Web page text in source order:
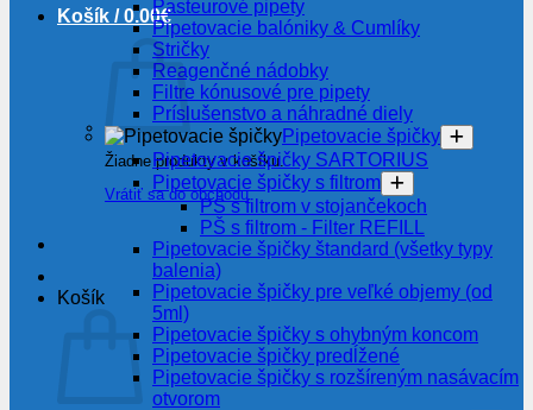
Košík /0.00€
Žiadne produkty v košíku.
Vrátiť sa do obchodu
Košík
Pasteurové pipety
Pipetovacie balóniky & Cumlíky
Stričky
Reagenčné nádobky
Filtre kónusové pre pipety
Príslušenstvo a náhradné diely
Pipetovacie špičky
Pipetovacie špičky SARTORIUS
Pipetovacie špičky s filtrom
PŠ s filtrom v stojančekoch
PŠ s filtrom - Filter REFILL
Pipetovacie špičky štandard (všetky typy
balenia)
Pipetovacie špičky pre veľké objemy (od
5ml)
Pipetovacie špičky s ohybným koncom
Pipetovacie špičky predĺžené
Pipetovacie špičky s rozšíreným nasávacím
otvorom